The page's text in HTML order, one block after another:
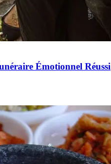
Émotionnel Réussi